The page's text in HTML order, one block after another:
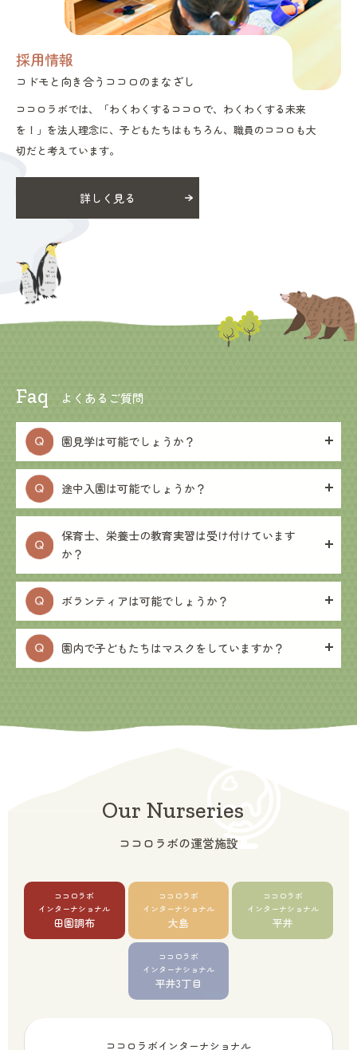
採用情報
コドモと向き合うココロのまなざし
ココロラボでは、「わくわくするココロで、わくわくする未来
を！」を法人理念に、子どもたちはもちろん、職員のココロも大
切だと考えています。
詳しく見る
Faq よくあるご質問
園見学は可能でしょうか？
途中入園は可能でしょうか？
保育士、栄養士の教育実習は受け付けています
か？
ボランティアは可能でしょうか？
園内で子どもたちはマスクをしていますか？
Our Nurseries
ココロラボの運営施設
ココロラボ
インターナショナル
田園調布
ココロラボ
インターナショナル
大島
ココロラボ
インターナショナル
平井
ココロラボ
インターナショナル
平井3丁目
ココロラボインターナショナル